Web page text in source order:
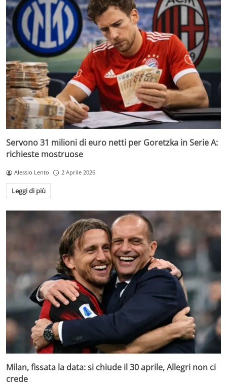
Servono 31 milioni di euro netti per Goretzka in Serie A:
richieste mostruose
Alessio Lento 2 Aprile 2026
Leggi di più
Milan, fissata la data: si chiude il 30 aprile, Allegri non ci
crede